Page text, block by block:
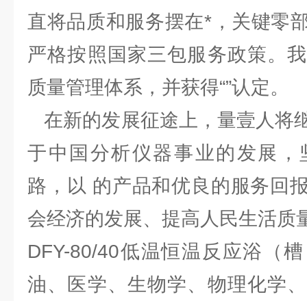
直将品质和服务摆在*，关键零
严格按照国家三包服务政策。
质量管理体系，并获得“”认定。
在新的发展征途上，量壹人将
于中国分析仪器事业的发展，
路，以 的产品和优良的服务回
会经济的发展、提高人民生活质
DFY-80/40低温恒温反应浴（
油、医学、生物学、物理化学